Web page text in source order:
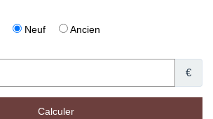
Neuf
Ancien
€